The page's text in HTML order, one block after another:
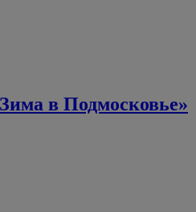
в Подмосковье»